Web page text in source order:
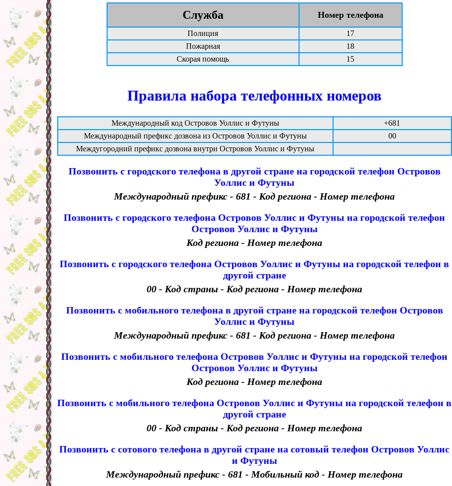
Служба Номер телефона
Полиция
17
Пожарная
18
Скорая помощь
15
Правила набора телефонных номеров
Международный код Островов Уоллис и Футуны
+681
Международный префикс дозвона из Островов Уоллис и Футуны
00
Междугородний префикс дозвона внутри Островов Уоллис и Футуны
Позвонить с городского телефона в другой стране на городской телефон Островов
Уоллис и Футуны
Международный префикс - 681 - Код региона - Номер телефона
Позвонить с городского телефона Островов Уоллис и Футуны на городской телефон
Островов Уоллис и Футуны
Код региона - Номер телефона
Позвонить с городского телефона Островов Уоллис и Футуны на городской телефон в
другой стране
00 - Код страны - Код региона - Номер телефона
Позвонить с мобильного телефона в другой стране на городской телефон Островов
Уоллис и Футуны
Международный префикс - 681 - Код региона - Номер телефона
Позвонить с мобильного телефона Островов Уоллис и Футуны на городской телефон
Островов Уоллис и Футуны
Код региона - Номер телефона
Позвонить с мобильного телефона Островов Уоллис и Футуны на городской телефон в
другой стране
00 - Код страны - Код региона - Номер телефона
Позвонить с сотового телефона в другой стране на сотовый телефон Островов Уоллис
и Футуны
Международный префикс - 681 - Мобильный код - Номер телефона